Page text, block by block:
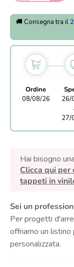
🚚 Consegna tra il
Ordine
08/08/26
26/
27/
Hai bisogno
Clicca qui
tappeti in
Sei un
Per progetti
offriamo un listino
personalizzata.